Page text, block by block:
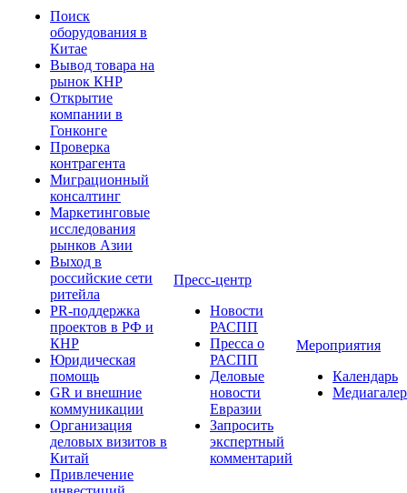
Поиск
оборудования в
Китае
Вывод товара на
рынок КНР
Открытие
компании в
Гонконге
Проверка
контрагента
Миграционный
консалтинг
Маркетинговые
исследования
рынков Азии
Выход в
российские сети
ритейла
PR-поддержка
проектов в РФ и
КНР
Юридическая
помощь
GR и внешние
коммуникации
Организация
деловых визитов в
Китай
Привлечение
Пресс-центр
Новости
РАСПП
Пресса о
РАСПП
Деловые
новости
Евразии
Запросить
экспертный
комментарий
Мероприятия
Календарь